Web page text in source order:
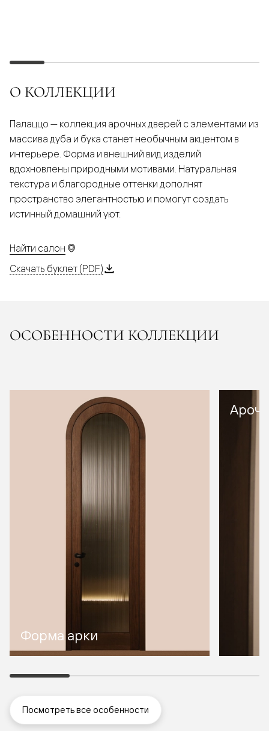
О КОЛЛЕКЦИИ
Палаццо — коллекция арочных дверей с элементами из
массива дуба и бука станет необычным акцентом в
интерьере. Форма и внешний вид изделий
вдохновлены природными мотивами. Натуральная
текстура и благородные оттенки дополнят
пространство элегантностью и помогут создать
истинный домашний уют.
Найти салон
Скачать буклет (PDF)
ОСОБЕННОСТИ КОЛЛЕКЦИИ
Форма арки
Посмотреть все особенности